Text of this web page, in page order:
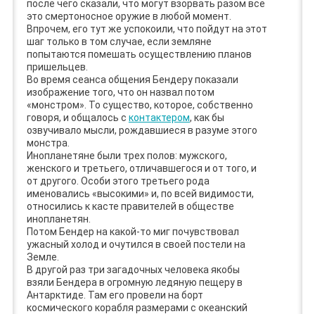
после чего сказали, что могут взорвать разом все
это смертоносное оружие в любой момент.
Впрочем, его тут же успокоили, что пойдут на этот
шаг только в том случае, если земляне
попытаются помешать осуществлению планов
пришельцев.
Во время сеанса общения Бендеру показали
изображение того, что он назвал потом
«монстром». То существо, которое, собственно
говоря, и общалось с контактером, как бы
озвучивало мысли, рождавшиеся в разуме этого
монстра.
Инопланетяне были трех полов: мужского,
женского и третьего, отличавшегося и от того, и
от другого. Особи этого третьего рода
именовались «высокими» и, по всей видимости,
относились к касте правителей в обществе
инопланетян.
Потом Бендер на какой-то миг почувствовал
ужасный холод и очутился в своей постели на
Земле.
В другой раз три загадочных человека якобы
взяли Бендера в огромную ледяную пещеру в
Антарктиде. Там его провели на борт
космического корабля размерами с океанский